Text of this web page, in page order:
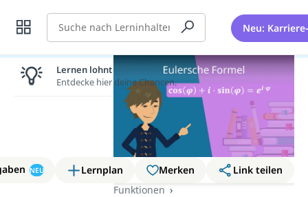
Suche Neu:
NEU Lernplan Merken
Link teilen
Funktionen
Lernen lohnt sich!
Entdecke hier deine Chancen.